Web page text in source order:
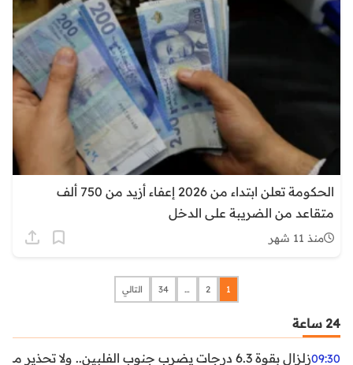
الحكومة تعلن ابتداء من 2026 إعفاء أزيد من 750 ألف
متقاعد من الضريبة على الدخل
منذ 11 شهر
1
2
…
34 التالي
24 ساعة
09:30زلزال بقوة 6.3 درجات يضرب جنوب الفلبين.. ولا تحذير من تسونامي حتى الآن